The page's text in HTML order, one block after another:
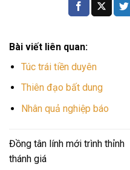
Bài viết liên quan:
Túc trái tiền duyên
Thiên đạo bất dung
Nhân quả nghiệp báo
Đồng tân lính mới trình thỉnh
thánh giá